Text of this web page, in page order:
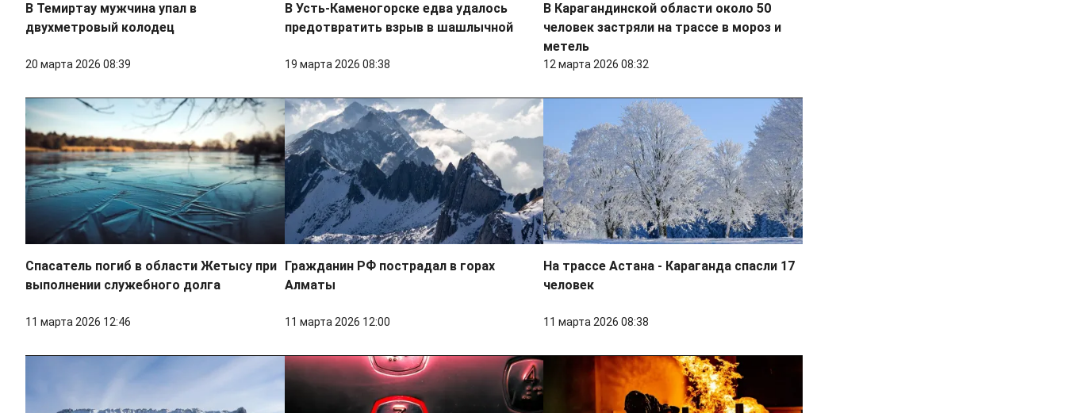
В Темиртау мужчина упал в
двухметровый колодец
20 марта 2026 08:39
В Усть-Каменогорске едва удалось
предотвратить взрыв в шашлычной
19 марта 2026 08:38
В Карагандинской области около 50
человек застряли на трассе в мороз и
метель
12 марта 2026 08:32
Спасатель погиб в области Жетысу при
выполнении служебного долга
11 марта 2026 12:46
Гражданин РФ пострадал в горах
Алматы
11 марта 2026 12:00
На трассе Астана - Караганда спасли 17
человек
11 марта 2026 08:38